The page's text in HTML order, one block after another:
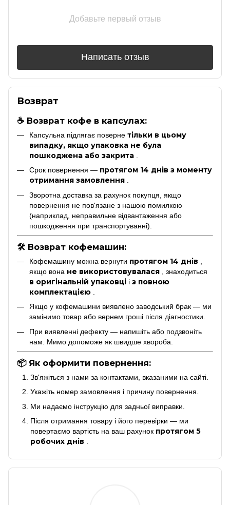
Добавьте первый отзыв
Написать отзыв
Возврат
☕ Возврат кофе в капсулах:
Капсульна підлягає поверне тільки в цьому
випадку, якщо упаковка не була
пошкоджена або закрита
Срок повернення — протягом 14 днів з моменту
отримання замовлення .
Зворотна доставка за рахунок покупця, якщо
повернення не пов'язане з нашою помилкою
(наприклад, неправильне відвантаження або
пошкодження при транспортуванні).
🛠 Возврат кофемашин:
Кофемашину можна вернути протягом 14 днів
якщо вона не використовувалася , знаходиться
в оригінальній упаковці і з повною
комплектацією
Якщо у кофемашини виявлено заводський брак — ми
замінимо товар або вернем гроші після діагностики.
При виявленні дефекту — напишіть або подзвоніть
нам. Мимо допоможе як швидше хвороба.
📦 Як оформити повернення:
Зв'яжіться з нами за контактами, вказаними на сайті.
Укажіть номер замовлення і причину повернення.
Ми надаємо інструкцію для задньої виправки.
Після отримання товару і його перевірки — ми
повертаємо вартість на ваш рахунок протягом 5
робочих днів